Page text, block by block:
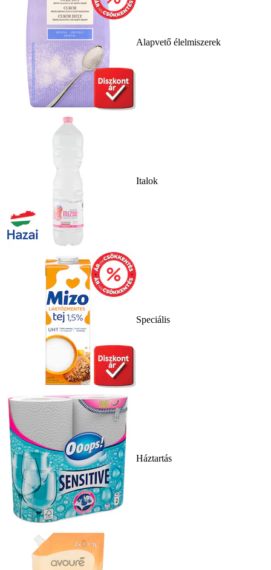
Alapvető élelmiszerek
Italok
Speciális
Háztartás